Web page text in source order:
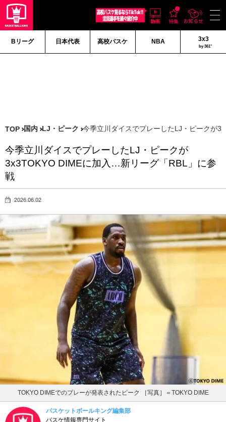
Bリーグ 日本代表 高校バスケ NBA 3x3
by 361°
TOP 国内 LJ・ピーク 今季立川ダイスでプレーしたLJ・ピークが
今季立川ダイスでプレーしたLJ・ピークが
3x3TOKYO DIMEに加入…新リーグ「RBL」に参
戦
2026.06.02
TOKYO DIMEでのプレーが発表されたピーク ［写真］＝TOKYO DIME
バスケットボールキング編集部
バスケ情報専門サイト